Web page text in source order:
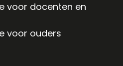
voor docenten en
voor ouders